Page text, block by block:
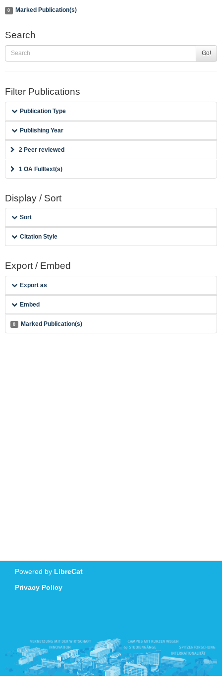
0 Marked Publication(s)
Search
Go!
Filter Publications
Publication Type
Publishing Year
2 Peer reviewed
1 OA Fulltext(s)
Display / Sort
Sort
Citation Style
Export / Embed
Export as
Embed
0 Marked Publication(s)
Powered by LibreCat
Privacy Policy